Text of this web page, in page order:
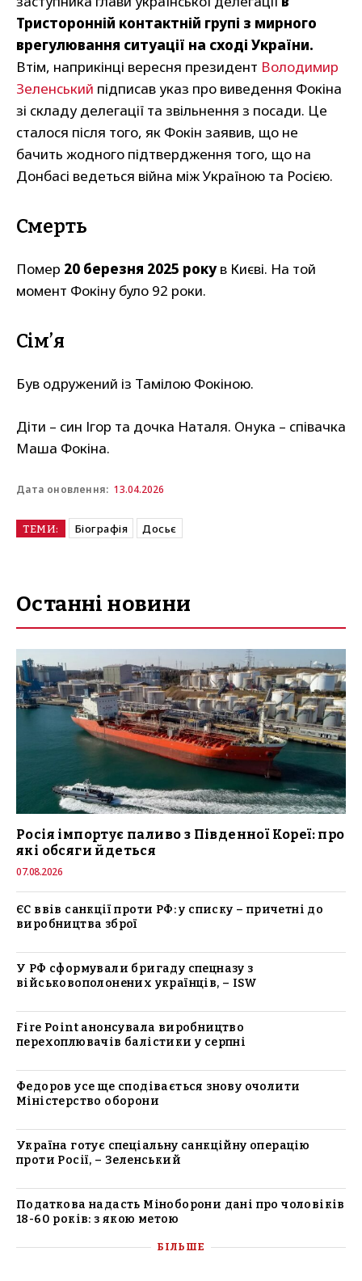
Тристоронній контактній групі з мирного
врегулювання ситуації на сході України.
Втім, наприкінці вересня президент Володимир
Зеленський підписав указ про виведення Фокіна
зі складу делегації та звільнення з посади. Це
сталося після того, як Фокін заявив, що не
бачить жодного підтвердження того, що на
Донбасі ведеться війна між Україною та Росією.
Смерть
Помер 20 березня 2025 рокув Києві. На той
момент Фокіну було 92 роки.
Сім’я
Був одружений із Тамілою Фокіною.
Діти – син Ігор та дочка Наталя. Онука – співачка
Маша Фокіна.
Дата оновлення: 13.04.2026
ТЕМИ: Біографія Досьє
Останні новини
Росія імпортує паливо з Південної Кореї: про
які обсяги йдеться
07.08.2026
ЄС ввів санкції проти РФ: у списку – причетні до
виробництва зброї
У РФ сформували бригаду спецназу з
військовополонених українців, – ISW
Fire Point анонсувала виробництво
перехоплювачів балістики у серпні
Федоров усе ще сподівається знову очолити
Міністерство оборони
Україна готує спеціальну санкційну операцію
проти Росії, – Зеленський
Податкова надасть Міноборони дані про чоловіків
18-60 років: з якою метою
БІЛЬШЕ